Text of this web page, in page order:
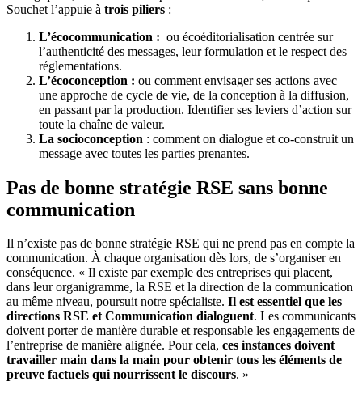
Souchet l’appuie à trois piliers :
L’écocommunication : ou écoéditorialisation centrée sur
l’authenticité des messages, leur formulation et le respect des
réglementations.
L’écoconception : ou comment envisager ses actions avec
une approche de cycle de vie, de la conception à la diffusion,
en passant par la production. Identifier ses leviers d’action sur
toute la chaîne de valeur.
La socioconception : comment on dialogue et co-construit un
message avec toutes les parties prenantes.
Pas de bonne stratégie RSE sans bonne
communication
Il n’existe pas de bonne stratégie RSE qui ne prend pas en compte la
communication. À chaque organisation dès lors, de s’organiser en
conséquence. « Il existe par exemple des entreprises qui placent,
dans leur organigramme, la RSE et la direction de la communication
au même niveau, poursuit notre spécialiste. Il est essentiel que les
directions RSE et Communication dialoguent. Les communicants
doivent porter de manière durable et responsable les engagements de
l’entreprise de manière alignée. Pour cela, ces instances doivent
travailler main dans la main pour obtenir tous les éléments de
preuve factuels qui nourrissent le discours. »